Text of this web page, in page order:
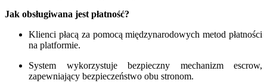
Jak obsługiwana jest płatność?
Klienci płacą za pomocą międzynarodowych metod płatności
na platformie.
System wykorzystuje bezpieczny mechanizm escrow,
zapewniający bezpieczeństwo obu stronom.